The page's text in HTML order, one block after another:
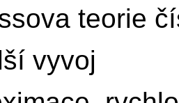
teorie
vyvoj